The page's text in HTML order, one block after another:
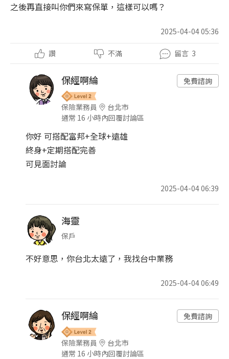
之後再直接叫你們來寫保單，這樣可以嗎？
2025-04-04 05:36
讚 不滿 留言 3
保經啊綸
保險業務員
台北市
通常 16 小時內回覆討論區
免費諮詢
你好 可搭配富邦+全球+遠雄
終身+定期搭配完善
可見面討論
2025-04-04 06:39
海靈
保戶
不好意思，你台北太遠了，我找台中業務
2025-04-04 06:49
保經啊綸
保險業務員
台北市
通常 16 小時內回覆討論區
免費諮詢